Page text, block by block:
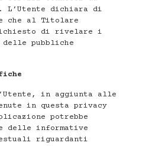
L’Utente dichiara di
che al Titolare
di rivelare i
pubbliche
in aggiunta alle
in questa privacy
potrebbe
delle informative
riguardanti